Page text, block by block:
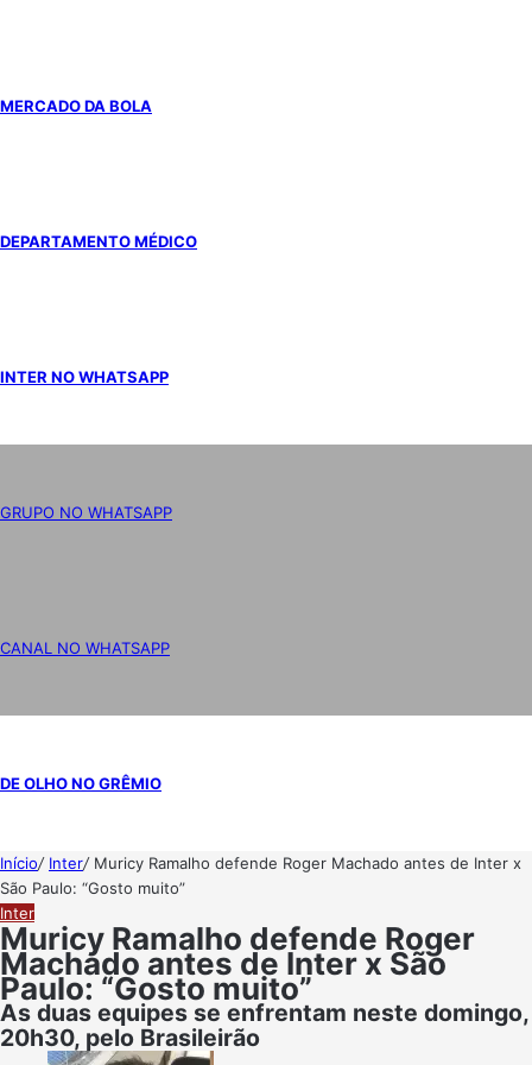
MERCADO DA BOLA
DEPARTAMENTO MÉDICO
INTER NO WHATSAPP
GRUPO NO WHATSAPP
CANAL NO WHATSAPP
DE OLHO NO GRÊMIO
Início/ Inter/ Muricy Ramalho defende Roger Machado antes de Inter x
São Paulo: “Gosto muito”
Inter
Muricy Ramalho defende Roger
Machado antes de Inter x São
Paulo: “Gosto muito”
As duas equipes se enfrentam neste domingo,
20h30, pelo Brasileirão